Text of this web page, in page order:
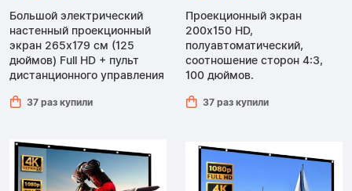
Большой электрический
настенный проекционный
экран 265x179 см (125
дюймов) Full HD + пульт
дистанционного управления
37 раз купили
Проекционный экран
200x150 HD,
полуавтоматический,
соотношение сторон 4:3,
100 дюймов.
37 раз купили